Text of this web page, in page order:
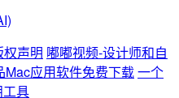
权声明 嘟嘟视频-设计师和自
Mac应用软件免费下载一个
工具